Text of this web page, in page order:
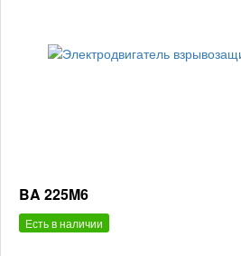
BA 225M6
Есть в наличии